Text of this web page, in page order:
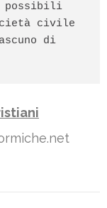
possibili
civile
di